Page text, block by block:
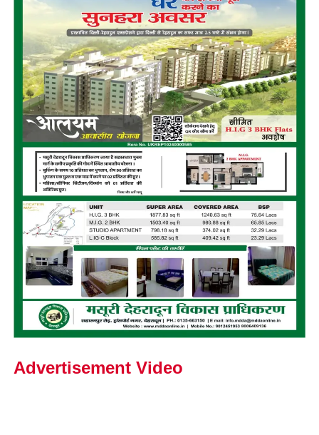
Advertisement Video